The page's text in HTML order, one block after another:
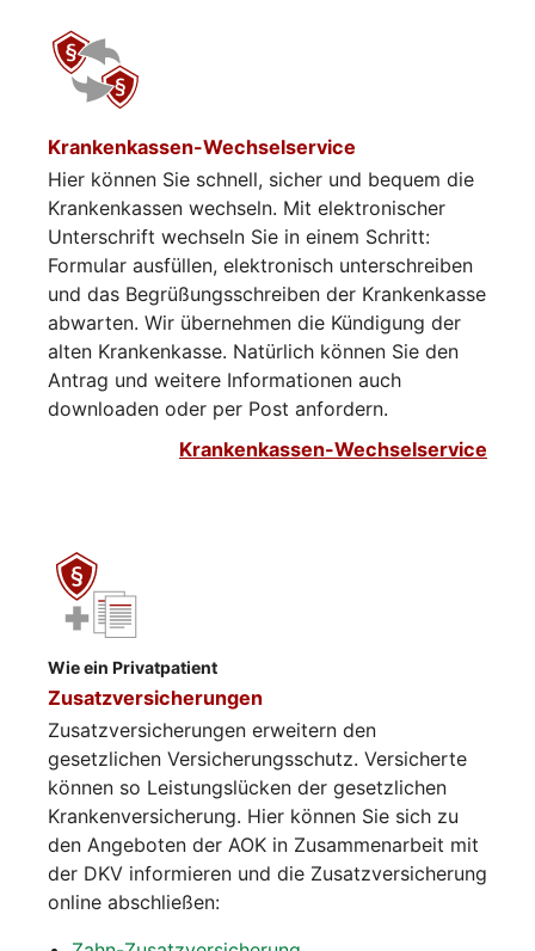
Krankenkassen-Wechselservice
Hier können Sie schnell, sicher und bequem die
Krankenkassen wechseln. Mit elektronischer
Unterschrift wechseln Sie in einem Schritt:
Formular ausfüllen, elektronisch unterschreiben
und das Begrüßungsschreiben der Krankenkasse
abwarten. Wir übernehmen die Kündigung der
alten Krankenkasse. Natürlich können Sie den
Antrag und weitere Informationen auch
downloaden oder per Post anfordern.
Krankenkassen-Wechselservice
Wie ein Privatpatient
Zusatzversicherungen
Zusatzversicherungen erweitern den
gesetzlichen Versicherungsschutz. Versicherte
können so Leistungslücken der gesetzlichen
Krankenversicherung. Hier können Sie sich zu
den Angeboten der AOK in Zusammenarbeit mit
der DKV informieren und die Zusatzversicherung
online abschließen: